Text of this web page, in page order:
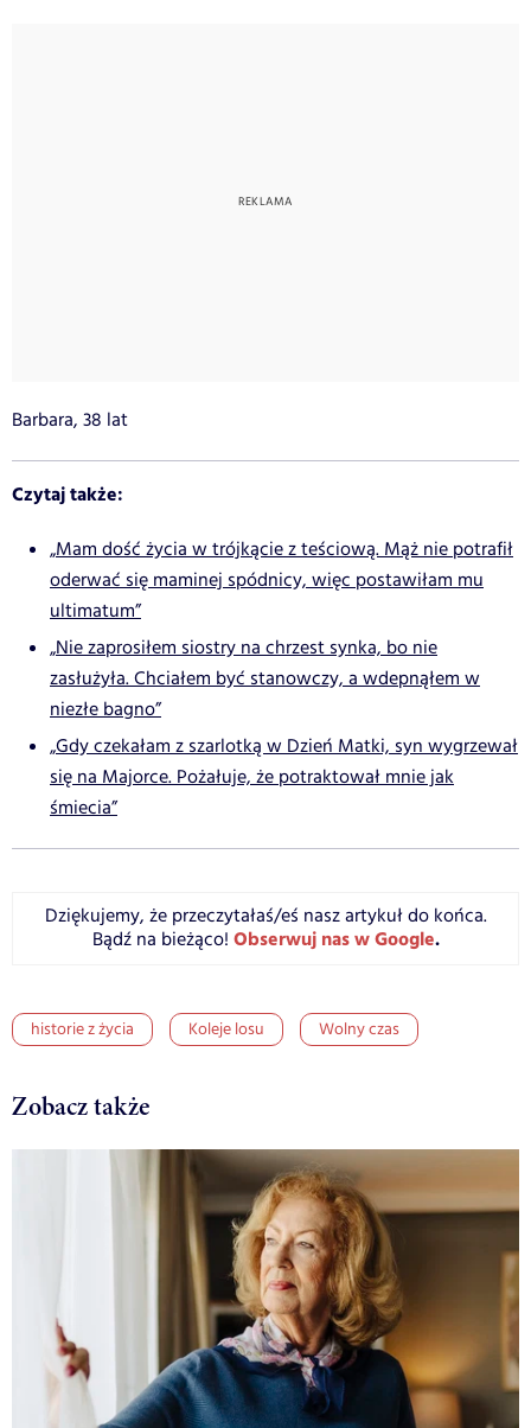
Barbara, 38 lat
Czytaj także:
„Mam dość życia w trójkącie z teściową. Mąż nie potrafił
oderwać się maminej spódnicy, więc postawiłam mu
ultimatum”
„Nie zaprosiłem siostry na chrzest synka, bo nie
zasłużyła. Chciałem być stanowczy, a wdepnąłem w
niezłe bagno”
„Gdy czekałam z szarlotką w Dzień Matki, syn wygrzewał
się na Majorce. Pożałuje, że potraktował mnie jak
śmiecia”
Dziękujemy, że przeczytałaś/eś nasz artykuł do końca.
Bądź na bieżąco! Obserwuj nas w Google.
historie z życia Koleje losu Wolny czas
Zobacz także